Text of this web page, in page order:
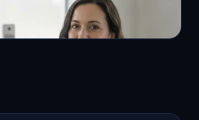
23 มิถุนายน 2026